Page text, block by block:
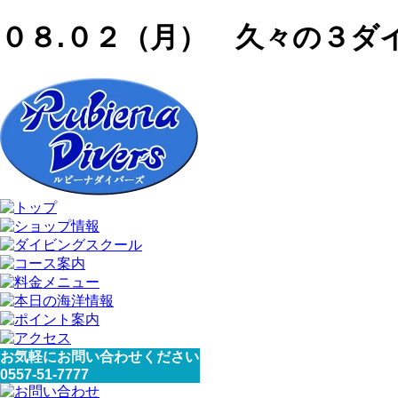
０８.０２（月） 久々の３ダ
お気軽にお問い合わせください
0557-51-7777